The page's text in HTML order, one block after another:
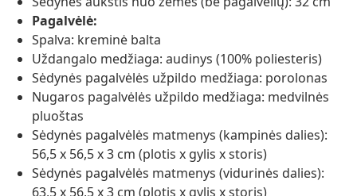
Pagalvėlė:
Spalva: kreminė balta
Uždangalo medžiaga: audinys (100% poliesteris)
Sėdynės pagalvėlės užpildo medžiaga: porolonas
Nugaros pagalvėlės užpildo medžiaga: medvilnės
pluoštas
Sėdynės pagalvėlės matmenys (kampinės dalies):
56,5 x 56,5 x 3 cm (plotis x gylis x storis)
Sėdynės pagalvėlės matmenys (vidurinės dalies):
63,5 x 56,5 x 3 cm (plotis x gylis x storis)